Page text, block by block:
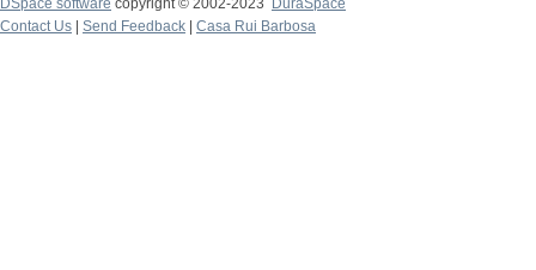
DSpace software copyright © 2002-2023
DuraSpace
Contact Us
Send Feedback Casa Rui Barbosa